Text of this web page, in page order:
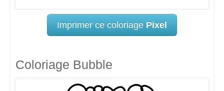
Imprimer ce coloriage Pixel
Coloriage Bubble